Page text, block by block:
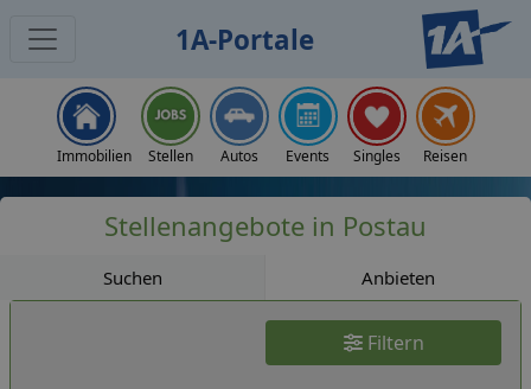
1A-Portale
Immobilien Stellen Autos Events Singles Reisen
Stellenangebote in Postau
Suchen Anbieten
Filtern